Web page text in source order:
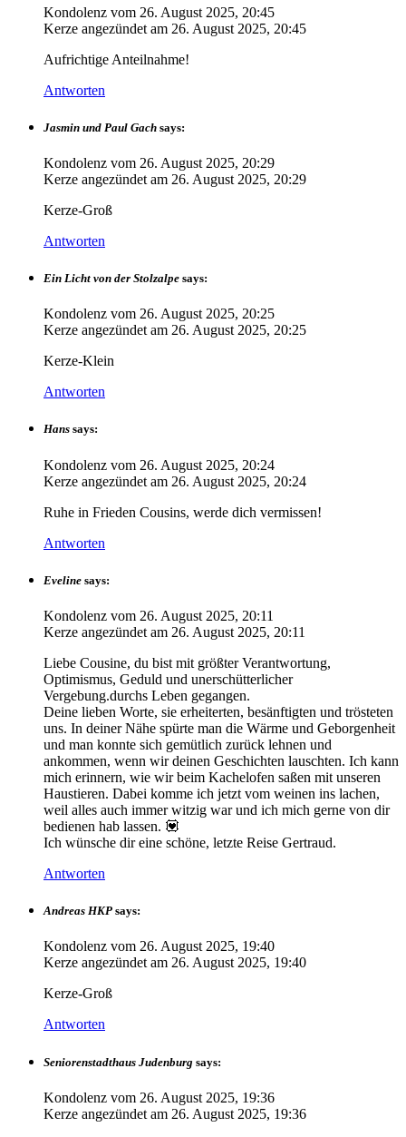
Kondolenz vom 26. August 2025, 20:45
Kerze angezündet am 26. August 2025, 20:45
Aufrichtige Anteilnahme!
Antworten
Jasmin und Paul Gach says:
Kondolenz vom 26. August 2025, 20:29
Kerze angezündet am 26. August 2025, 20:29
Kerze-Groß
Antworten
Ein Licht von der Stolzalpe says:
Kondolenz vom 26. August 2025, 20:25
Kerze angezündet am 26. August 2025, 20:25
Kerze-Klein
Antworten
Hans says:
Kondolenz vom 26. August 2025, 20:24
Kerze angezündet am 26. August 2025, 20:24
Ruhe in Frieden Cousins, werde dich vermissen!
Antworten
Eveline says:
Kondolenz vom 26. August 2025, 20:11
Kerze angezündet am 26. August 2025, 20:11
Liebe Cousine, du bist mit größter Verantwortung,
Optimismus, Geduld und unerschütterlicher
Vergebung.durchs Leben gegangen.
Deine lieben Worte, sie erheiterten, besänftigten und trösteten
uns. In deiner Nähe spürte man die Wärme und Geborgenheit
und man konnte sich gemütlich zurück lehnen und
ankommen, wenn wir deinen Geschichten lauschten. Ich kann
mich erinnern, wie wir beim Kachelofen saßen mit unseren
Haustieren. Dabei komme ich jetzt vom weinen ins lachen,
weil alles auch immer witzig war und ich mich gerne von dir
bedienen hab lassen. 💟
Ich wünsche dir eine schöne, letzte Reise Gertraud.
Antworten
Andreas HKP says:
Kondolenz vom 26. August 2025, 19:40
Kerze angezündet am 26. August 2025, 19:40
Kerze-Groß
Antworten
Seniorenstadthaus Judenburg says:
Kondolenz vom 26. August 2025, 19:36
Kerze angezündet am 26. August 2025, 19:36